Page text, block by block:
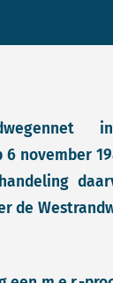
6 november
de